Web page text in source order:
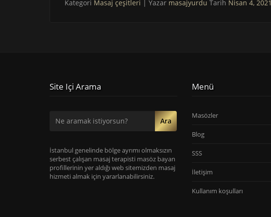
Kategori Masaj çeşitleri | Yazar masajyurdu Tarih Nisan 4, 2021
Site Içi Arama
Ara
İstanbul genelinde bölge ayrımı olmaksızın
serbest çalışan masaj terapisti masöz bayan
profillerinin yer aldığı web sitemizden masaj
hizmeti almak için yararlanabilirsiniz.
Menü
Masözler
Blog
SSS
İletişim
Kullanım koşulları